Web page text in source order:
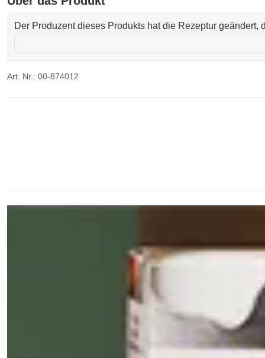
Der Produzent dieses Produkts hat die Rezeptur
Art. Nr.: 00-874012